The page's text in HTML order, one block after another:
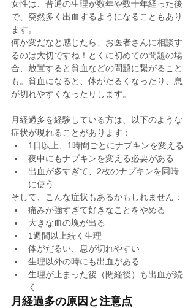
女性は、普通の生理が数年や数十年経った後
で、突然多く出血するようになることもあり
ます。
何か変だなと感じたら、お医者さんに相談す
るのは大切ですね！とくに初めての問題の場
合、放置すると貧血などの問題に繋がること
も。貧血になると、体がだるくなったり、息
が切れやすくなったりします。
月経過多を経験している方は、以下のような
症状が現れることがあります：
1日以上、1時間ごとにナプキンを変える
夜中にもナプキンを変える必要がある
出血が多すぎて、2枚のナプキンを同時
に使う
そして、こんな症状もあるかもしれません：
痛みが強すぎて好きなことをやめる
大きな血の塊が出る
1週間以上続く生理
体がだるい、息が切れやすい
生理以外の時にも出血がある
生理が止まった後（閉経後）も出血が続
く
月経過多の原因と注意点